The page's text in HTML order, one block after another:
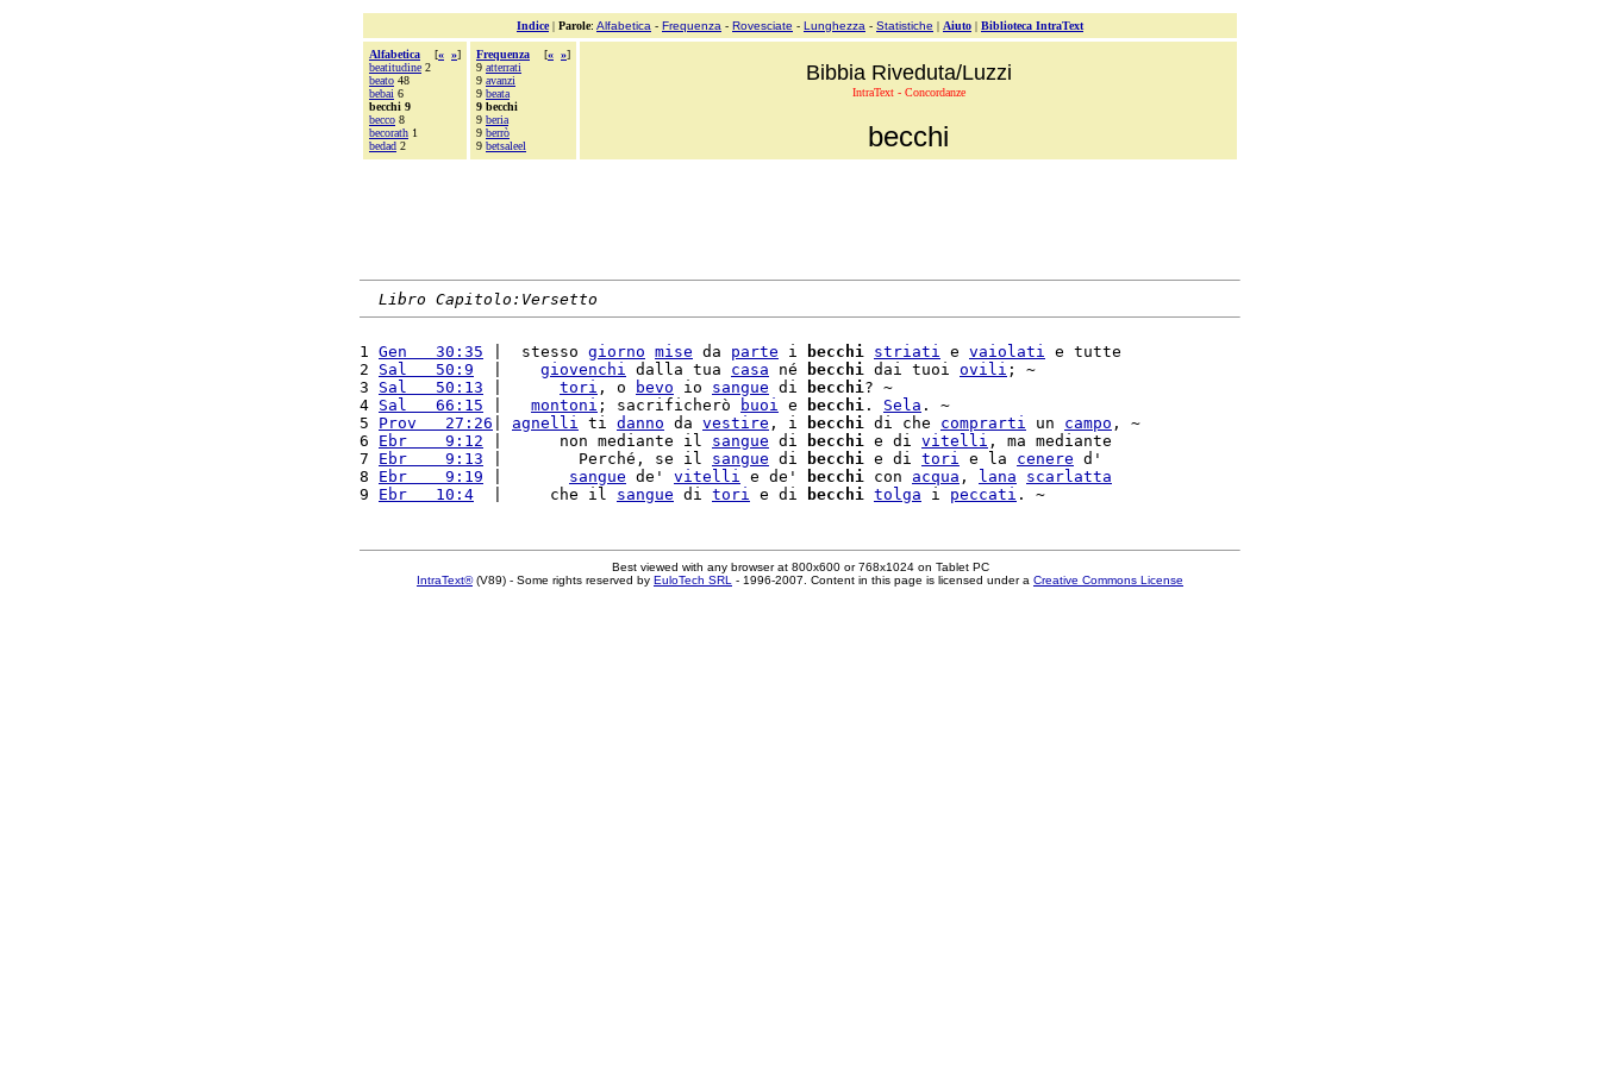
Indice| Parole: Alfabetica - Frequenza - Rovesciate - Lunghezza - Statistiche | Aiuto | Biblioteca IntraText
Alfabetica [« »]
beatitudine 2
beato 48
bebai 6
becchi 9
becco 8
becorath 1
bedad 2
Frequenza [« »]
9 atterrati
9 avanzi
9 beata
9 becchi
9 beria
9 berrò
9 betsaleel
Bibbia Riveduta/Luzzi
IntraText - Concordanze
becchi
Libro Capitolo:Versetto
1 Gen   30:35 |  stesso giorno mise da parte i becchi striati e vaiolati e tutte
2 Sal   50:9 giovenchi dalla tua casa né becchi dai tuoi ovili ; ~
3 Sal   50:13 tori , o bevo io sangue di becchi? ~
4 Sal   66:15 montoni ; sacrificherò buoi e becchi . Sela . ~
5 Prov   27:26 agnelli ti danno da vestire , i becchi di che comprarti un campo , ~
6 Ebr    9:12 |      non mediante il sangue di becchi e di vitelli , ma mediante
7 Ebr    9:13 |        Perché, se il sangue di becchi e di tori e la cenere d'
8 Ebr    9:19 sangue de' vitelli e de' becchi con acqua , lana
scarlatta
9 Ebr   10:4
  |     che il
sangue di tori e di becchi tolga i peccati
Best viewed with any browser at 800x600 or 768x1024 on Tablet PC
IntraText®(V89) - Some rights reserved by EuloTech SRL - 1996-2007. Content in this page is licensed under a Creative Commons License